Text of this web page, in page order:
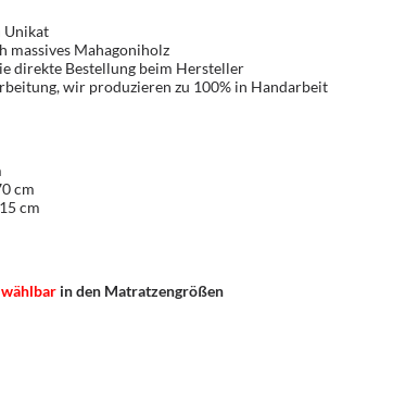
Unikat
massives Mahagoniholz
direkte Bestellung beim Hersteller
wir produzieren zu 100% in Handarbeit
cm
cm
in den Matratzengrößen